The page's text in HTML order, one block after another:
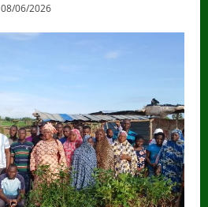
08/06/2026